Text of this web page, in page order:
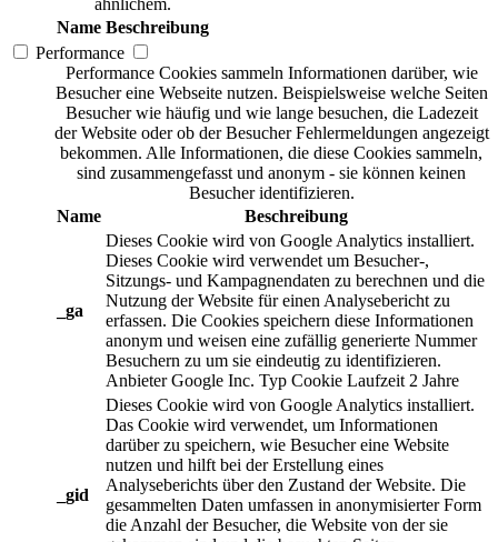
Name Beschreibung
Performance
Performance Cookies sammeln Informationen darüber, wie
Besucher eine Webseite nutzen. Beispielsweise welche Seiten
Besucher wie häufig und wie lange besuchen, die Ladezeit
der Website oder ob der Besucher Fehlermeldungen angezeigt
bekommen. Alle Informationen, die diese Cookies sammeln,
sind zusammengefasst und anonym - sie können keinen
Besucher identifizieren.
Name
Beschreibung
_ga
Dieses Cookie wird von Google Analytics installiert.
Dieses Cookie wird verwendet um Besucher-,
Sitzungs- und Kampagnendaten zu berechnen und die
Nutzung der Website für einen Analysebericht zu
erfassen. Die Cookies speichern diese Informationen
anonym und weisen eine zufällig generierte Nummer
Besuchern zu um sie eindeutig zu identifizieren.
Anbieter Google Inc. Typ Cookie Laufzeit 2 Jahre
_gid
Dieses Cookie wird von Google Analytics installiert.
Das Cookie wird verwendet, um Informationen
darüber zu speichern, wie Besucher eine Website
nutzen und hilft bei der Erstellung eines
Analyseberichts über den Zustand der Website. Die
gesammelten Daten umfassen in anonymisierter Form
die Anzahl der Besucher, die Website von der sie